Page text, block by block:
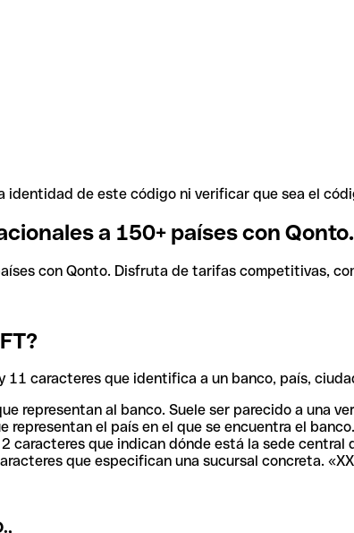
identidad de este código ni verificar que sea el
a 150+ países con Qonto.
con Qonto. Disfruta de tarifas competitivas,
11 caracteres que identifica a un banco, país,
representan al banco. Suele ser parecido a una
representan el país en el que se encuentra el banco.
2 caracteres que indican dónde está la sede central
que especifican una sucursal concreta.